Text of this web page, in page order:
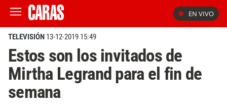
EN VIVO
TELEVISIÓN 13-12-2019 15:49
Estos son los invitados de
Mirtha Legrand para el fin de
semana